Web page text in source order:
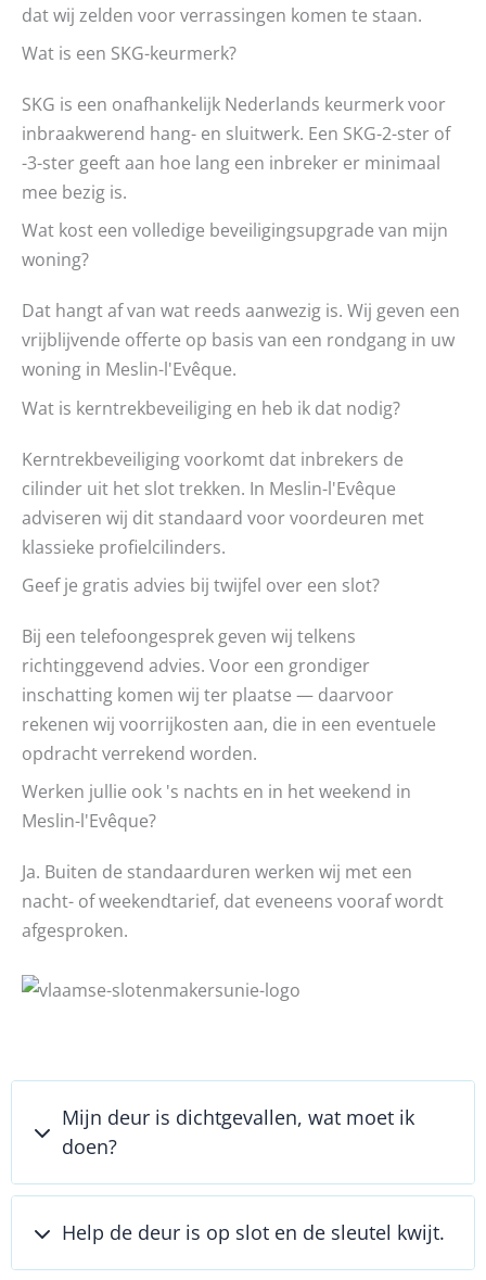
dat wij zelden voor verrassingen komen te staan.
Wat is een SKG-keurmerk?
SKG is een onafhankelijk Nederlands keurmerk voor
inbraakwerend hang- en sluitwerk. Een SKG-2-ster of
-3-ster geeft aan hoe lang een inbreker er minimaal
mee bezig is.
Wat kost een volledige beveiligingsupgrade van mijn
woning?
Dat hangt af van wat reeds aanwezig is. Wij geven een
vrijblijvende offerte op basis van een rondgang in uw
woning in Meslin-l'Evêque.
Wat is kerntrekbeveiliging en heb ik dat nodig?
Kerntrekbeveiliging voorkomt dat inbrekers de
cilinder uit het slot trekken. In Meslin-l'Evêque
adviseren wij dit standaard voor voordeuren met
klassieke profielcilinders.
Geef je gratis advies bij twijfel over een slot?
Bij een telefoongesprek geven wij telkens
richtinggevend advies. Voor een grondiger
inschatting komen wij ter plaatse — daarvoor
rekenen wij voorrijkosten aan, die in een eventuele
opdracht verrekend worden.
Werken jullie ook 's nachts en in het weekend in
Meslin-l'Evêque?
Ja. Buiten de standaarduren werken wij met een
nacht- of weekendtarief, dat eveneens vooraf wordt
afgesproken.
Mijn deur is dichtgevallen, wat moet ik
doen?
Help de deur is op slot en de sleutel kwijt.